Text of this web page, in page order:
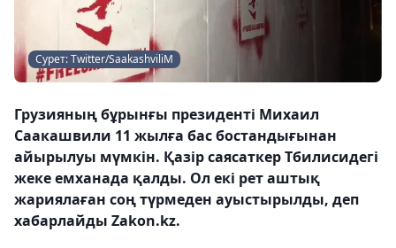
Сурет: Twitter/SaakashviliM
Грузияның бұрынғы президенті Михаил
Саакашвили 11 жылға бас бостандығынан
айырылуы мүмкін. Қазір саясаткер Тбилисидегі
жеке емханада қалды. Ол екі рет аштық
жариялаған соң түрмеден ауыстырылды, деп
хабарлайды Zakon.kz.